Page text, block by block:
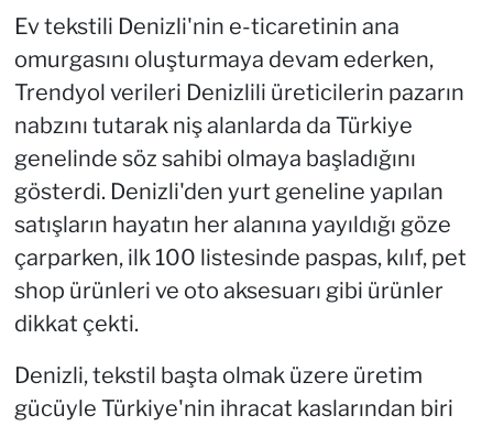
Ev tekstili Denizli'nin e-ticaretinin ana
omurgasını oluşturmaya devam ederken,
Trendyol verileri Denizlili üreticilerin pazarın
nabzını tutarak niş alanlarda da Türkiye
genelinde söz sahibi olmaya başladığını
gösterdi. Denizli'den yurt geneline yapılan
satışların hayatın her alanına yayıldığı göze
çarparken, ilk 100 listesinde paspas, kılıf, pet
shop ürünleri ve oto aksesuarı gibi ürünler
dikkat çekti.
Denizli, tekstil başta olmak üzere üretim
gücüyle Türkiye'nin ihracat kaslarından biri